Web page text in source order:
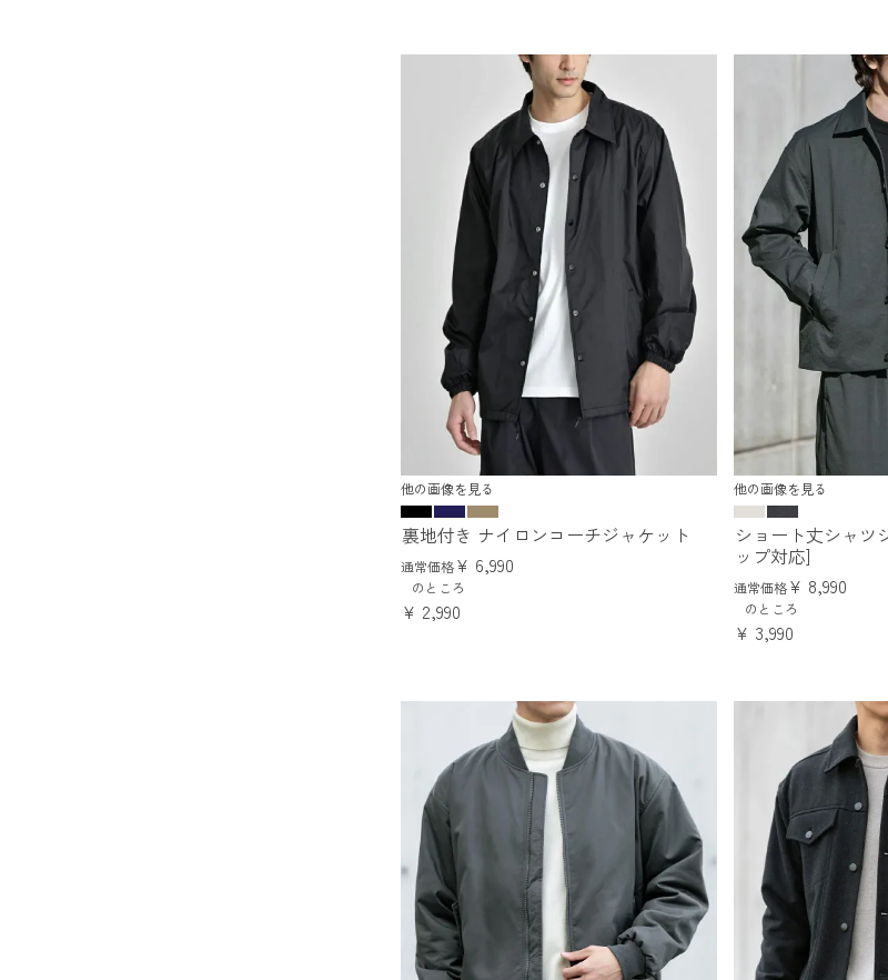
他の画像を見る
裏地付き ナイロンコーチジャケット
通常価格¥ 6,990
のところ
¥ 2,990
他の画像を見る
ショート丈シャツ
ップ対応]
通常価格¥ 8,990
のところ
¥ 3,990